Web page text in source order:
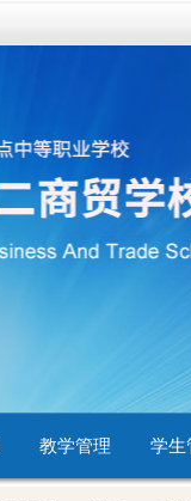
教学管理 学生